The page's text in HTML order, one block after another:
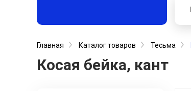
Главная Каталог товаров Тесьма
Косая бейка, кант